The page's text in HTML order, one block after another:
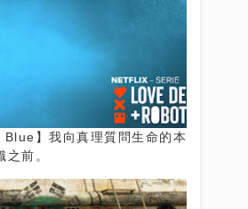
Blue】我向真理質問生命的本
前。